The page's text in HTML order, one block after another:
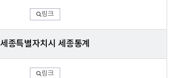
링크
세종특별자치시 세종통계
링크